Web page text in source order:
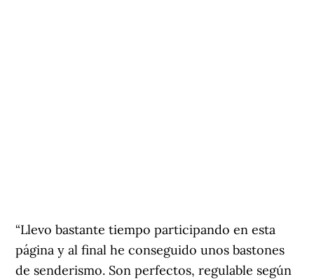
“Llevo bastante tiempo participando en esta
página y al final he conseguido unos bastones
de senderismo. Son perfectos, regulable según